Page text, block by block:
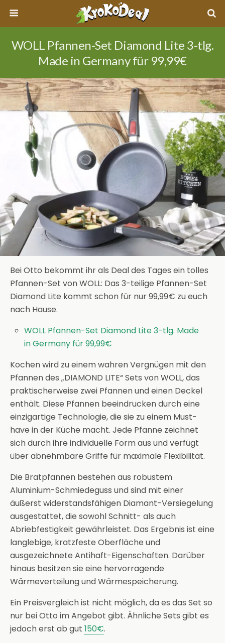
WOLL Pfannen-Set Diamond Lite 3-tlg.
Made in Germany für 99,99€
Bei Otto bekommt ihr als Deal des Tages ein tolles
Pfannen-Set von WOLL: Das 3-teilige Pfannen-Set
Diamond Lite kommt schon für nur 99,99€ zu euch
nach Hause.
WOLL Pfannen-Set Diamond Lite 3-tlg. Made
in Germany für 99,99€
Kochen wird zu einem wahren Vergnügen mit den
Pfannen des „DIAMOND LITE“ Sets von WOLL, das
praktischerweise zwei Pfannen und einen Deckel
enthält. Diese Pfannen beeindrucken durch eine
einzigartige Technologie, die sie zu einem Must-
have in der Küche macht. Jede Pfanne zeichnet
sich durch ihre individuelle Form aus und verfügt
über abnehmbare Griffe für maximale Flexibilität.
Die Bratpfannen bestehen aus robustem
Aluminium-Schmiedeguss und sind mit einer
äußerst widerstandsfähigen Diamant-Versiegelung
ausgestattet, die sowohl Schnitt- als auch
Abriebfestigkeit gewährleistet. Das Ergebnis ist eine
langlebige, kratzfeste Oberfläche und
ausgezeichnete Antihaft-Eigenschaften. Darüber
hinaus besitzen sie eine hervorragende
Wärmeverteilung und Wärmespeicherung.
Ein Preisvergleich ist nicht möglich, da es das Set so
nur bei Otto im Angebot gibt. Ähnliche Sets gibt es
jedoch erst ab gut 150€.